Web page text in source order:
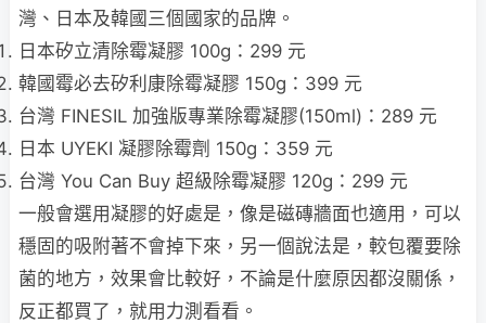
灣、日本及韓國三個國家的品牌。
日本矽立清除霉凝膠 100g：299 元
韓國霉必去矽利康除霉凝膠 150g：399 元
台灣 FINESIL 加強版專業除霉凝膠(150ml)：289 元
日本 UYEKI 凝膠除霉劑 150g：359 元
台灣 You Can Buy 超級除霉凝膠 120g：299 元
一般會選用凝膠的好處是，像是磁磚牆面也適用，可以
穩固的吸附著不會掉下來，另一個說法是，較包覆要除
菌的地方，效果會比較好，不論是什麼原因都沒關係，
反正都買了，就用力測看看。